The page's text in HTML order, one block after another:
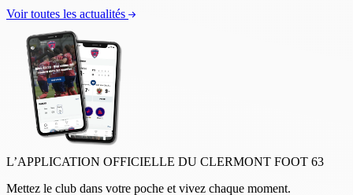
Voir toutes les actualités
L’APPLICATION OFFICIELLE DU CLERMONT FOOT 63
Mettez le club dans votre poche et vivez chaque moment.